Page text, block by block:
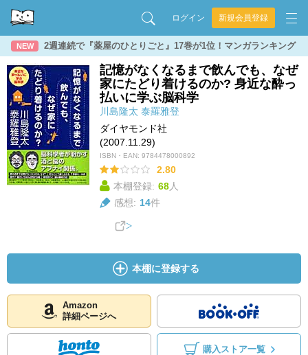
ログイン 新規会員登録
NEW 2週連続で『薬屋のひとりごと』17巻が1位！マンガランキング
記憶がなくなるまで飲んでも、なぜ
家にたどり着けるのか? 身近な酔っ
払いに学ぶ脳科学
川島隆太 泰羅雅登
ダイヤモンド社
(2007.11.29)
ISBN・EAN: 9784478000892
2.80
本棚登録: 68人
感想: 14件
本棚に登録する
Amazon
詳細ページへ
購入ストア一覧